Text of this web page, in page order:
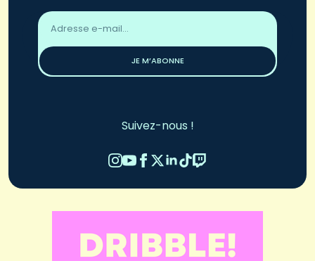
Adresse
email
JE M’ABONNE
Suivez-nous !